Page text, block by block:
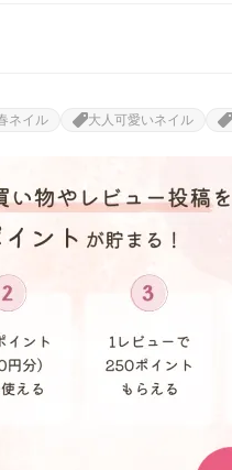
ネイル 大人可愛いネイル